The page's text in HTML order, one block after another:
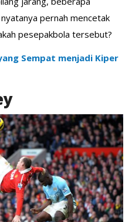
pernah mencetak
pesepakbola tersebut?
Sempat menjadi Kiper